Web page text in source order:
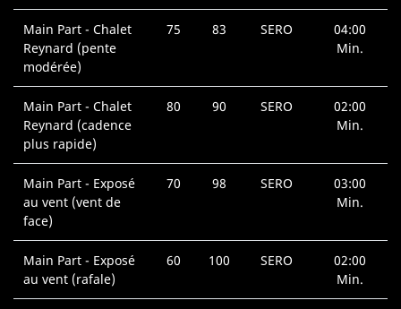
Main Part - Chalet
Reynard (pente
modérée)
75 83 SERO
04:00
Min.
Main Part - Chalet
Reynard (cadence
plus rapide)
80 90 SERO
02:00
Min.
Main Part - Exposé
au vent (vent de
face)
70 98 SERO
03:00
Min.
Main Part - Exposé
au vent (rafale)
60 100 SERO
02:00
Min.